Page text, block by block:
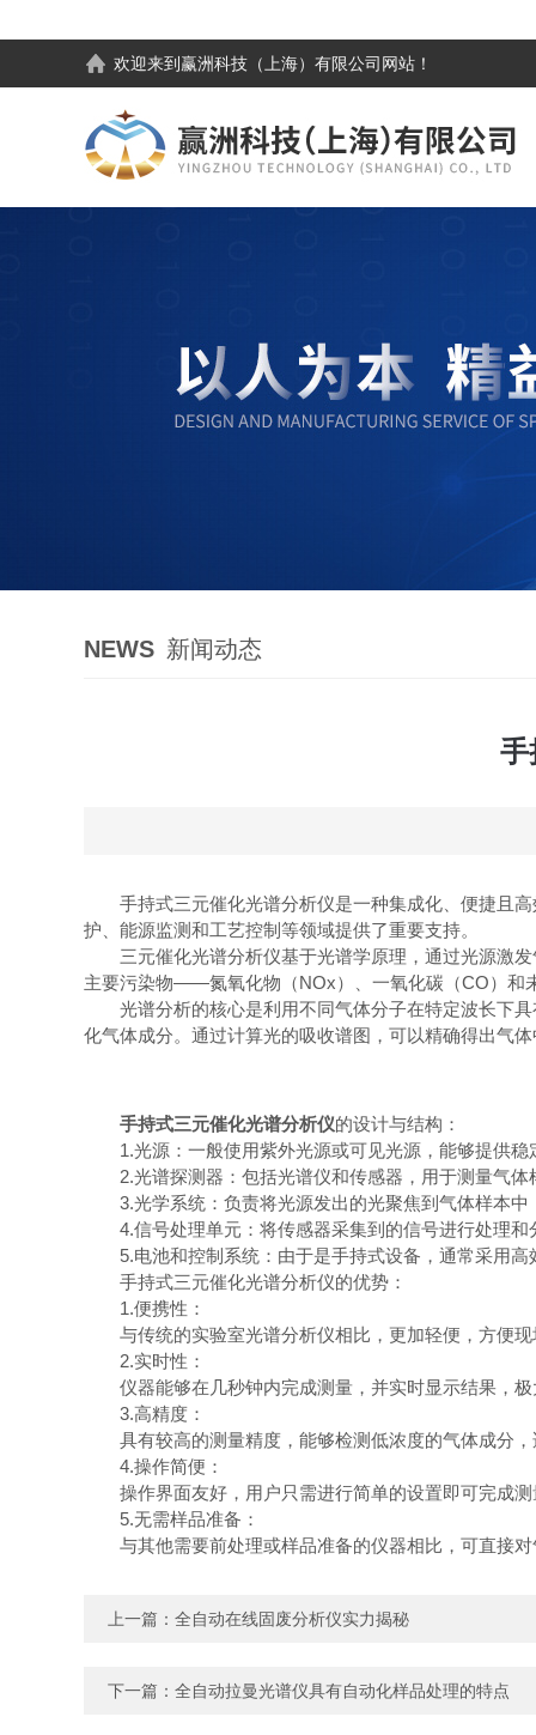
欢迎来到 赢洲科技（上海）有限公司 网站！
NEWS 新闻动态
手
手持式三元催化光谱分析仪是一种集成化、便捷且高
护、能源监测和工艺控制等领域提供了重要支持。
三元催化光谱分析仪基于光谱学原理，通过光源激发
主要污染物——氮氧化物（NOx）、一氧化碳（CO）和
光谱分析的核心是利用不同气体分子在特定波长下具
化气体成分。通过计算光的吸收谱图，可以精确得出气
手持式三元催化光谱分析仪的设计与结构：
1.光源：一般使用紫外光源或可见光源，能够提供稳
2.光谱探测器：包括光谱仪和传感器，用于测量气体
3.光学系统：负责将光源发出的光聚焦到气体样本中
4.信号处理单元：将传感器采集到的信号进行处理和
5.电池和控制系统：由于是手持式设备，通常采用高
手持式三元催化光谱分析仪的优势：
1.便携性：
与传统的实验室光谱分析仪相比，更加轻便，方便现
2.实时性：
仪器能够在几秒钟内完成测量，并实时显示结果，极
3.高精度：
具有较高的测量精度，能够检测低浓度的气体成分，
4.操作简便：
操作界面友好，用户只需进行简单的设置即可完成测
5.无需样品准备：
与其他需要前处理或样品准备的仪器相比，可直接对
上一篇： 全自动在线固废分析仪实力揭秘
下一篇： 全自动拉曼光谱仪具有自动化样品处理的特点